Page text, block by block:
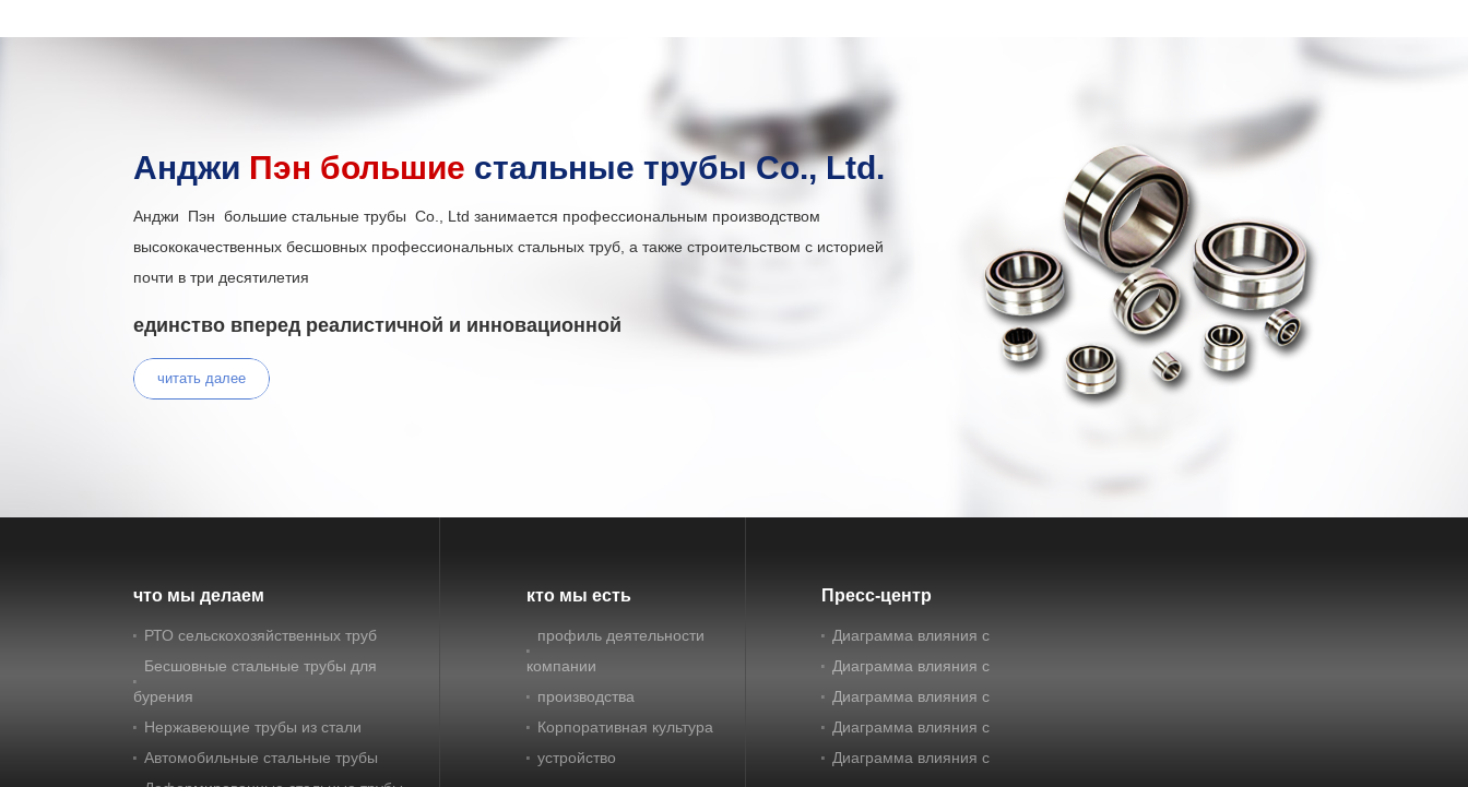
Анджи Пэн большие стальные трубы Co., Ltd.
Анджи Пэн большие стальные трубы Co., Ltd занимается профессиональным производством
высококачественных бесшовных профессиональных стальных труб, а также строительством с историей
почти в три десятилетия
единство вперед реалистичной и инновационной
читать далее
что мы делаем
РТО сельскохозяйственных труб
Бесшовные стальные трубы для
бурения
Нержавеющие трубы из стали
Автомобильные стальные трубы
кто мы есть
профиль деятельности
компании
производства
Корпоративная культура
устройство
Пресс-центр
Диаграмма влияния с
Диаграмма влияния с
Диаграмма влияния с
Диаграмма влияния с
Диаграмма влияния с